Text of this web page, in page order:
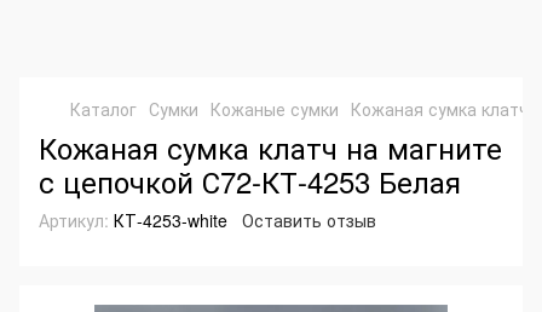
Каталог Сумки Кожаные сумки Кожаная сумка клатч
Кожаная сумка клатч на магните
с цепочкой С72-КТ-4253 Белая
Артикул: КТ-4253-white Оставить отзыв